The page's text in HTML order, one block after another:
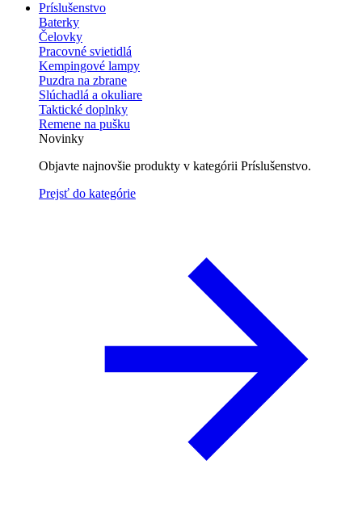
Príslušenstvo
Baterky
Čelovky
Pracovné svietidlá
Kempingové lampy
Puzdra na zbrane
Slúchadlá a okuliare
Taktické doplnky
Remene na pušku
Novinky
Objavte najnovšie produkty v kategórii Príslušenstvo.
Prejsť do kategórie